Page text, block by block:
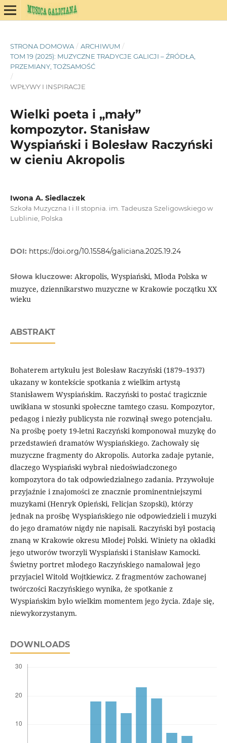
STRONA DOMOWA / ARCHIWUM /
TOM 19 (2025): MUZYCZNE TRADYCJE GALICJI – ŹRÓDŁA,
PRZEMIANY, TOŻSAMOŚĆ
/
WPŁYWY I INSPIRACJE
Wielki poeta i „mały”
kompozytor. Stanisław
Wyspiański i Bolesław Raczyński
w cieniu Akropolis
Iwona A. Siedlaczek
Szkoła Muzyczna I i II stopnia. im. Tadeusza Szeligowskiego w
Lublinie, Polska
DOI: https://doi.org/10.15584/galiciana.2025.19.24
Słowa kluczowe: Akropolis, Wyspiański, Młoda Polska w
muzyce, dziennikarstwo muzyczne w Krakowie początku XX
wieku
ABSTRAKT
Bohaterem artykułu jest Bolesław Raczyński (1879–1937)
ukazany w kontekście spotkania z wielkim artystą
Stanisławem Wyspiańskim. Raczyński to postać tragicznie
uwikłana w stosunki społeczne tamtego czasu. Kompozytor,
pedagog i niezły publicysta nie rozwinął swego potencjału.
Na prośbę poety 19-letni Raczyński komponował muzykę do
przedstawień dramatów Wyspiańskiego. Zachowały się
muzyczne fragmenty do Akropolis. Autorka zadaje pytanie,
dlaczego Wyspiański wybrał niedoświadczonego
kompozytora do tak odpowiedzialnego zadania. Przywołuje
przyjaźnie i znajomości ze znacznie prominentniejszymi
muzykami (Henryk Opieński, Felicjan Szopski), którzy
jednak na prośbę Wyspiańskiego nie odpowiedzieli i muzyki
do jego dramatów nigdy nie napisali. Raczyński był postacią
znaną w Krakowie okresu Młodej Polski. Winiety na okładki
jego utworów tworzyli Wyspiański i Stanisław Kamocki.
Świetny portret młodego Raczyńskiego namalował jego
przyjaciel Witold Wojtkiewicz. Z fragmentów zachowanej
twórczości Raczyńskiego wynika, że spotkanie z
Wyspiańskim było wielkim momentem jego życia. Zdaje się,
niewykorzystanym.
DOWNLOADS